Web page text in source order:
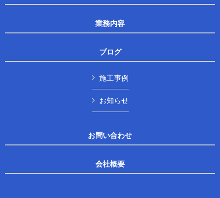
業務内容
ブログ
施工事例
お知らせ
お問い合わせ
会社概要